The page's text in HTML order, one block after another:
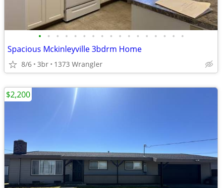
• • • • • • • • • • • • • • • • •
Spacious Mckinleyville 3bdrm Home
8/6 3br 1373 Wrangler
$2,200